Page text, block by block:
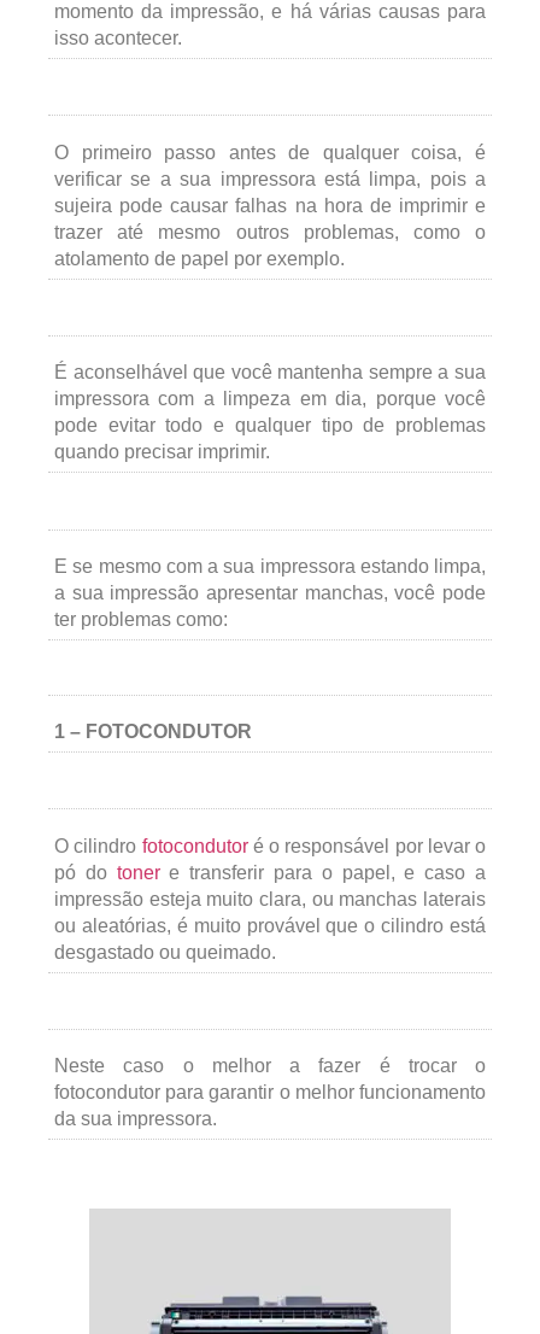
momento da impressão, e há várias causas para
isso acontecer.
O primeiro passo antes de qualquer coisa, é
verificar se a sua impressora está limpa, pois a
sujeira pode causar falhas na hora de imprimir e
trazer até mesmo outros problemas, como o
atolamento de papel por exemplo.
É aconselhável que você mantenha sempre a sua
impressora com a limpeza em dia, porque você
pode evitar todo e qualquer tipo de problemas
quando precisar imprimir.
E se mesmo com a sua impressora estando limpa,
a sua impressão apresentar manchas, você pode
ter problemas como:
1 – FOTOCONDUTOR
O cilindro fotocondutoré o responsável por levar o
pó do tonere transferir para o papel, e caso a
impressão esteja muito clara, ou manchas laterais
ou aleatórias, é muito provável que o cilindro está
desgastado ou queimado.
Neste caso o melhor a fazer é trocar o
fotocondutor para garantir o melhor funcionamento
da sua impressora.